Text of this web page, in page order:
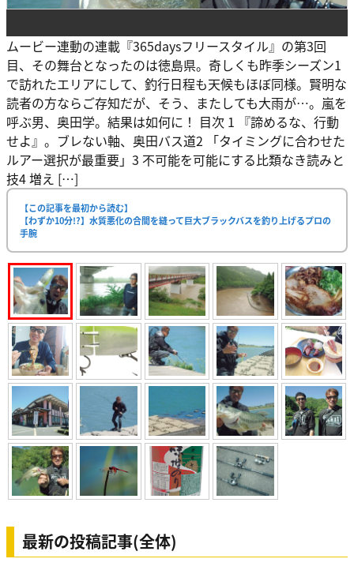
ムービー連動の連載『365daysフリースタイル』の第3回
目、その舞台となったのは徳島県。奇しくも昨季シーズン1
で訪れたエリアにして、釣行日程も天候もほぼ同様。賢明な
読者の方ならご存知だが、そう、またしても大雨が…。嵐を
呼ぶ男、奥田学。結果は如何に！ 目次 1 『諦めるな、行動
せよ』。ブレない軸、奥田バス道2 「タイミングに合わせた
ルアー選択が最重要」3 不可能を可能にする比類なき読みと
技4 増え […]
【この記事を最初から読む】
【わずか10分!?】水質悪化の合間を縫って巨大ブラックバスを釣り上げるプロの
手腕
最新の投稿記事(全体)